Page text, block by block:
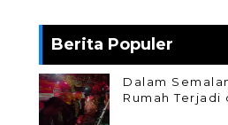
Berita Populer
Dalam
Rumah Terjadi